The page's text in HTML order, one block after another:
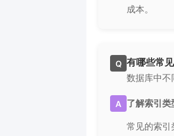
成本。
Q 有哪些常
数据库中不
A 了解索引
常见的索引